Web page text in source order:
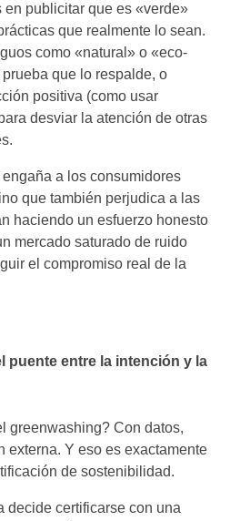
en publicitar que es «verde»
que realmente lo sean.
como «natural» o «eco-
que lo respalde, o
positiva (como usar
desviar la atención de otras
a los consumidores
que también perjudica a las
haciendo un esfuerzo honesto
mercado saturado de ruido
el compromiso real de la
puente entre la intención y la
greenwashing? Con datos,
externa. Y eso es exactamente
de sostenibilidad.
decide certificarse con una